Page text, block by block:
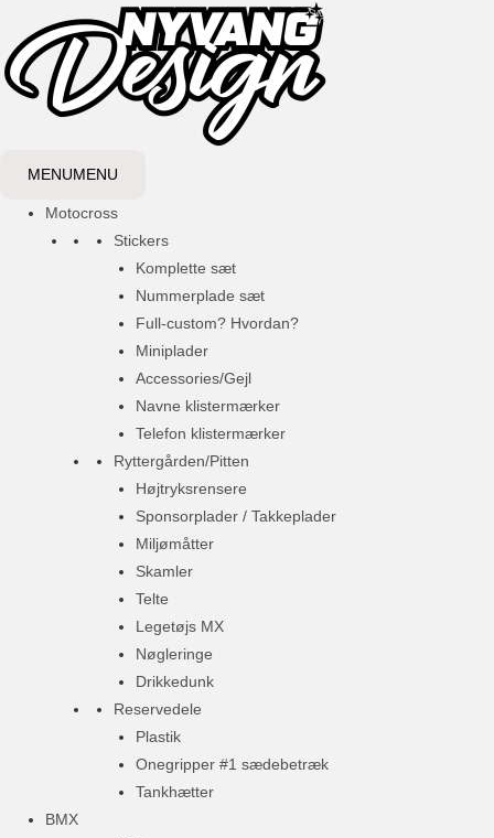
MENU MENU
Motocross
Stickers
Komplette sæt
Nummerplade sæt
Full-custom? Hvordan?
Miniplader
Accessories/Gejl
Navne klistermærker
Telefon klistermærker
Ryttergården/Pitten
Højtryksrensere
Sponsorplader / Takkeplader
Miljømåtter
Skamler
Telte
Legetøjs MX
Nøgleringe
Drikkedunk
Reservedele
Plastik
Onegripper #1 sædebetræk
Tankhætter
BMX